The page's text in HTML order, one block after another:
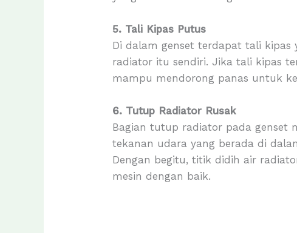
5. Tali Kipas Putus
Di dalam genset terdapat tali
radiator itu sendiri. Jika tali kipas
mampu mendorong panas untuk
6. Tutup Radiator Rusak
Bagian tutup radiator pada genset
tekanan udara yang berada di
Dengan begitu, titik didih air
mesin dengan baik.